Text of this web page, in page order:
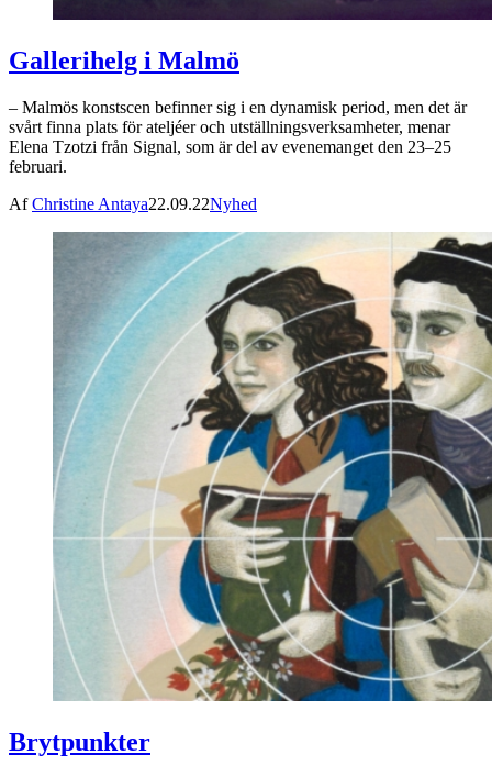
Gallerihelg i Malmö
– Malmös konstscen befinner sig i en dynamisk period, men det är
svårt finna plats för ateljéer och utställningsverksamheter, menar
Elena Tzotzi från Signal, som är del av evenemanget den 23–25
februari.
AfChristine Antaya22.09.22Nyhed
Brytpunkter